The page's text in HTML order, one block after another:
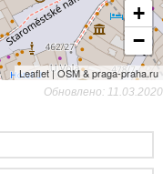
+
−
Leaflet | OSM & praga-praha.ru
Обновлено: 11.03.2020